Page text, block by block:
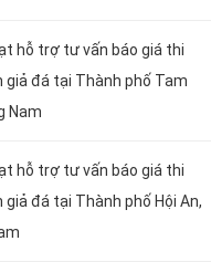
hỗ trợ tư vấn báo giá thi
giả đá tại Thành phố Tam
Nam
hỗ trợ tư vấn báo giá thi
giả đá tại Thành phố Hội An,